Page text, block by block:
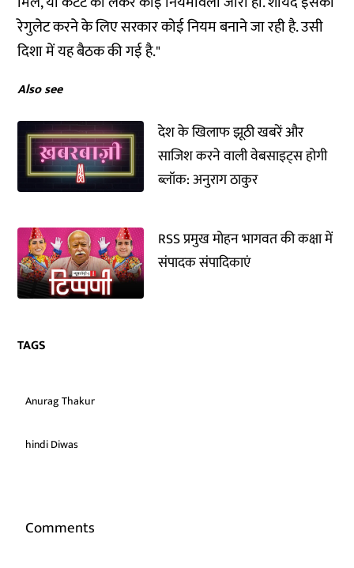
रेगुलेट करने के लिए सरकार कोई नियम बनाने जा रही है. उसी
दिशा में यह बैठक की गई है."
Also see
देश के खिलाफ झूठी खबरें और
साजिश करने वाली वेबसाइट्स होगी
ब्लॉक: अनुराग ठाकुर
RSS प्रमुख मोहन भागवत की कक्षा में
संपादक संपादिकाएं
TAGS
Anurag Thakur
hindi Diwas
Comments